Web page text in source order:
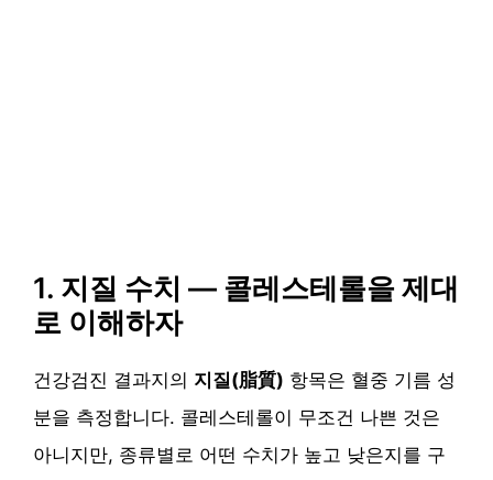
1. 지질 수치 — 콜레스테롤을 제대
로 이해하자
건강검진 결과지의 지질(脂質) 항목은 혈중 기름 성
분을 측정합니다. 콜레스테롤이 무조건 나쁜 것은
아니지만, 종류별로 어떤 수치가 높고 낮은지를 구